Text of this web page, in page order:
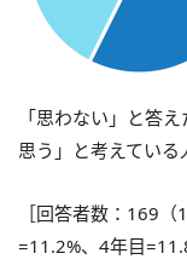
「思わない」と答
思う」と考えている
［回答者数：169
=11.2%、4年目